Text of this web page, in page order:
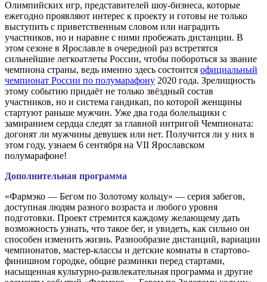
Олимпийских игр, представителей шоу-бизнеса, которые
ежегодно проявляют интерес к проекту и готовы не только
выступить с приветственным словом или наградить
участников, но и наравне с ними пробежать дистанции. В
этом сезоне в Ярославле в очередной раз встретятся
сильнейшие легкоатлеты России, чтобы побороться за звание
чемпиона страны, ведь именно здесь состоится официальный
чемпионат России по полумарафону 2020 года. Зрелищность
этому событию придаёт не только звёздный состав
участников, но и система гандикап, по которой женщины
стартуют раньше мужчин. Уже два года болельщики с
замиранием сердца следят за главной интригой Чемпионата:
догонят ли мужчины девушек или нет. Получится ли у них в
этом году, узнаем 6 сентября на VII Ярославском
полумарафоне!
Дополнительная программа
«Фармэко — Бегом по Золотому кольцу» — серия забегов,
доступная людям разного возраста и любого уровня
подготовки. Проект стремится каждому желающему дать
возможность узнать, что такое бег, и увидеть, как сильно он
способен изменить жизнь. Разнообразие дистанций, вариации
чемпионатов, мастер-классы и детские комнаты в стартово-
финишном городке, общие разминки перед стартами,
насыщенная культурно-развлекательная программа и другие